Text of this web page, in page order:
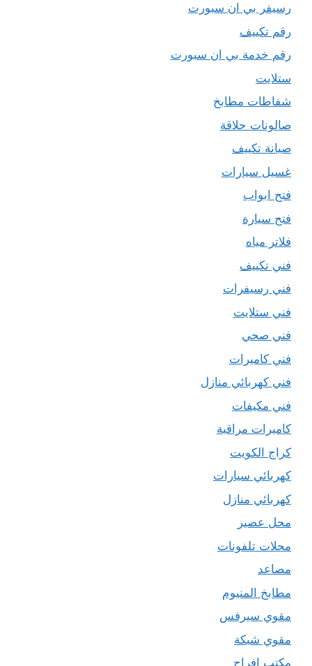
رسيفر بي ان سبورت
رقم تكييف
رقم خدمة بي ان سبورت
ستلايت
شفاطات مطابخ
صالونات حلاقة
صيانة تكييف
غسيل سيارات
فتح ابواب
فتح سيارة
فلاتر مياه
فني تكييف
فني رسيفرات
فني ستلايت
فني صحي
فني كاميرات
فني كهربائي منازل
فني مكيفات
كاميرات مراقبة
كراج الكويت
كهربائي سيارات
كهربائي منازل
محل عصير
محلات تلفونات
مصاعد
مطابخ المنيوم
مقوي سيرفس
مقوي شبكة
مكتب افراح